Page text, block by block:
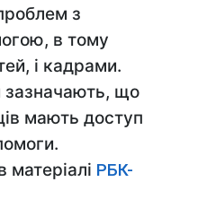
з
в тому
і кадрами.
зазначають, що
мають доступ
РБК-